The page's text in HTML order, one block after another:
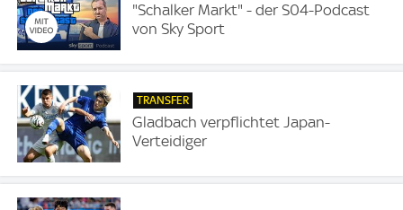
"Schalker Markt" - der S04-Podcast
von Sky Sport
TRANSFER
Gladbach verpflichtet Japan-
Verteidiger